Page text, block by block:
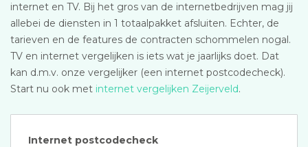
internet en TV. Bij het gros van de internetbedrijven mag jij
allebei de diensten in 1 totaalpakket afsluiten. Echter, de
tarieven en de features de contracten schommelen nogal.
TV en internet vergelijken is iets wat je jaarlijks doet. Dat
kan d.m.v. onze vergelijker (een internet postcodecheck).
Start nu ook met internet vergelijken Zeijerveld.
Internet postcodecheck